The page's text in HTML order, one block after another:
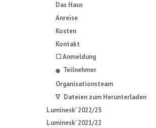
Das Haus
Anreise
Kosten
Kontakt
☐ Anmeldung
⬤
Teilnehmer
Organisationsteam
∇ Dateien zum Herunterladen
Luminesk' 2022/23
Luminesk' 2021/22